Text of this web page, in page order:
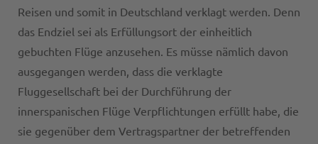
Reisen und somit in Deutschland verklagt werden. Denn
das Endziel sei als Erfüllungsort der einheitlich
gebuchten Flüge anzusehen. Es müsse nämlich davon
ausgegangen werden, dass die verklagte
Fluggesellschaft bei der Durchführung der
innerspanischen Flüge Verpflichtungen erfüllt habe, die
sie gegenüber dem Vertragspartner der betreffenden